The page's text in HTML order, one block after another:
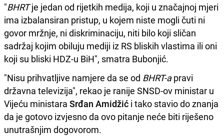
"BHRTje jedan od rijetkih medija, koji u značajnoj mjeri
ima izbalansiran pristup, u kojem niste mogli čuti ni
govor mržnje, ni diskriminaciju, niti bilo koji sličan
sadržaj kojim obiluju mediji iz RS bliskih vlastima ili oni
koji su bliski HDZ-u BiH", smatra Bubonjić.
"Nisu prihvatljive namjere da se od BHRT-apravi
državna televizija", rekao je ranije SNSD-ov ministar u
Vijeću ministara Srđan Amidžić i tako stavio do znanja
da je gotovo izvjesno da ovo pitanje neće biti riješeno
unutrašnjim dogovorom.